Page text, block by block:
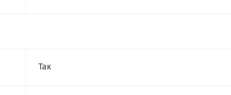
Так